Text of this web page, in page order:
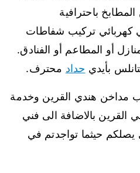
باحترافية
كهربائي تركيب شفاطات
أو المطاعم أو الفنادق.
بأيدي حداد محترف.
مداخن هندي القرين وخدمة
القرين بالاضافة الى فني
حيثما تواجدتم في